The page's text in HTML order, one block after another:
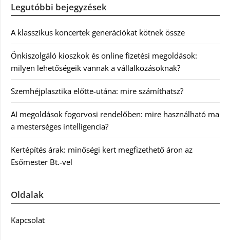
Legutóbbi bejegyzések
A klasszikus koncertek generációkat kötnek össze
Önkiszolgáló kioszkok és online fizetési megoldások:
milyen lehetőségeik vannak a vállalkozásoknak?
Szemhéjplasztika előtte-utána: mire számíthatsz?
AI megoldások fogorvosi rendelőben: mire használható ma
a mesterséges intelligencia?
Kertépítés árak: minőségi kert megfizethető áron az
Esőmester Bt.-vel
Oldalak
Kapcsolat